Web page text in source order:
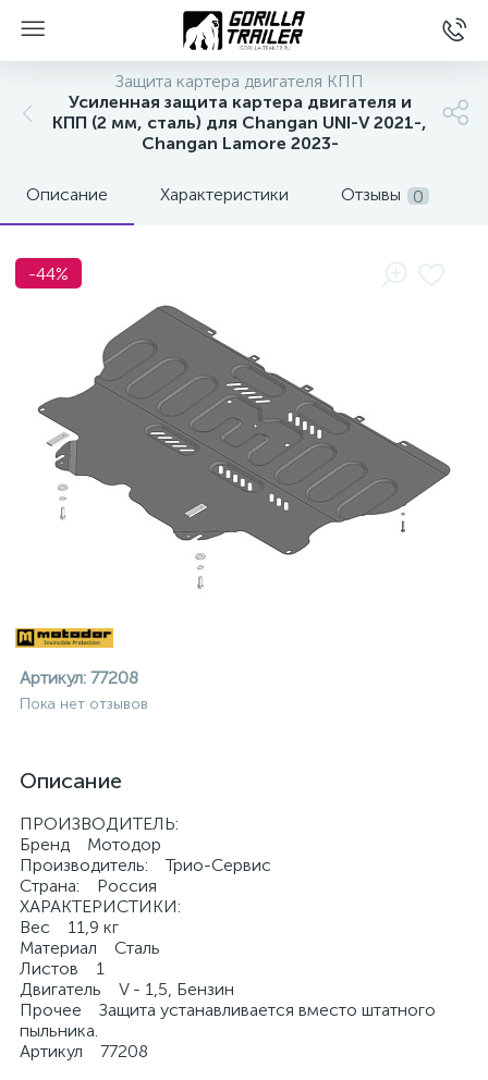
Защита картера двигателя КПП
Усиленная защита картера двигателя и
КПП (2 мм, сталь) для Changan UNI-V 2021-,
Changan Lamore 2023-
Описание Характеристики Отзывы 0
-44%
Артикул: 77208
Пока нет отзывов
Описание
ПРОИЗВОДИТЕЛЬ:
Бренд Мотодор
Производитель: Трио-Сервис
Страна: Россия
ХАРАКТЕРИСТИКИ:
Вес 11,9 кг
Материал Сталь
Листов 1
Двигатель V - 1,5, Бензин
Прочее Защита устанавливается вместо штатного
пыльника.
Артикул 77208